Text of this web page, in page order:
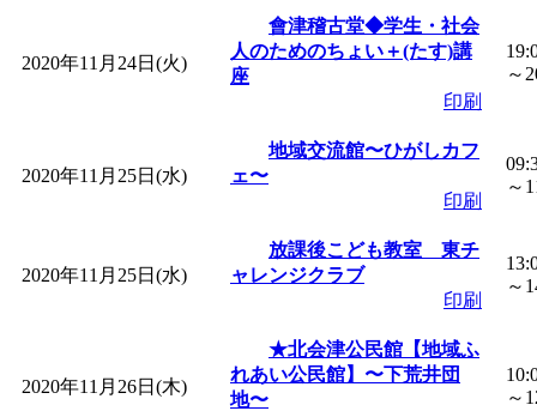
2020年11月24日(火)
會津稽古堂◆学生・社会
人のためのちょい＋(たす)講
座
印刷
～
2020年11月25日(水)
地域交流館〜ひがしカフ
ェ〜
印刷
～
2020年11月25日(水)
放課後こども教室 東チ
ャレンジクラブ
印刷
～
2020年11月26日(木)
★北会津公民館【地域ふ
れあい公民館】〜下荒井団
地〜
～